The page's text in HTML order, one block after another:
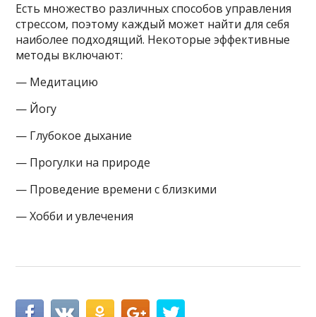
Есть множество различных способов управления
стрессом, поэтому каждый может найти для себя
наиболее подходящий. Некоторые эффективные
методы включают:
— Медитацию
— Йогу
— Глубокое дыхание
— Прогулки на природе
— Проведение времени с близкими
— Хобби и увлечения